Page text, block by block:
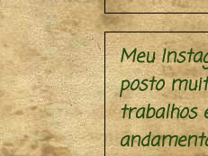
Meu
posto
trabalhos